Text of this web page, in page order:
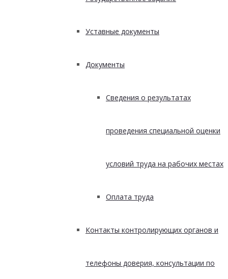
Уставные документы
Документы
Сведения о результатах
проведения специальной оценки
условий труда на рабочих местах
Оплата труда
Контакты контролирующих органов и
телефоны доверия, консультации по